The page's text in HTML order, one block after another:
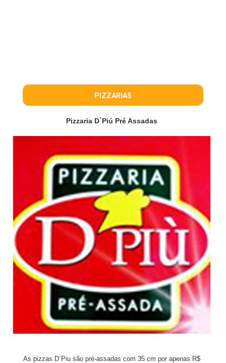
PIZZARIAS
Pizzaria D´Piú Pré Assadas
As pizzas D´Piu são pré-assadas com 35 cm por apenas R$